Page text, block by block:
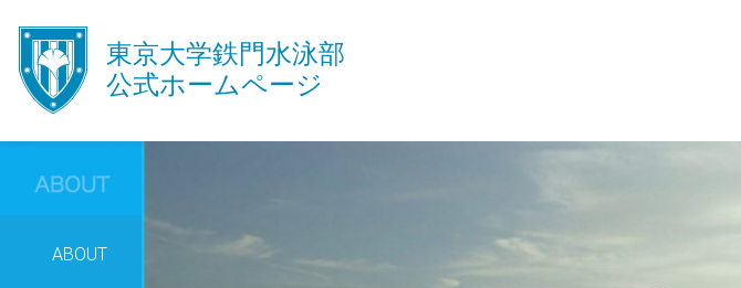
󿾱
東京大学鉄門水泳部
公式ホームページ
ABOUT